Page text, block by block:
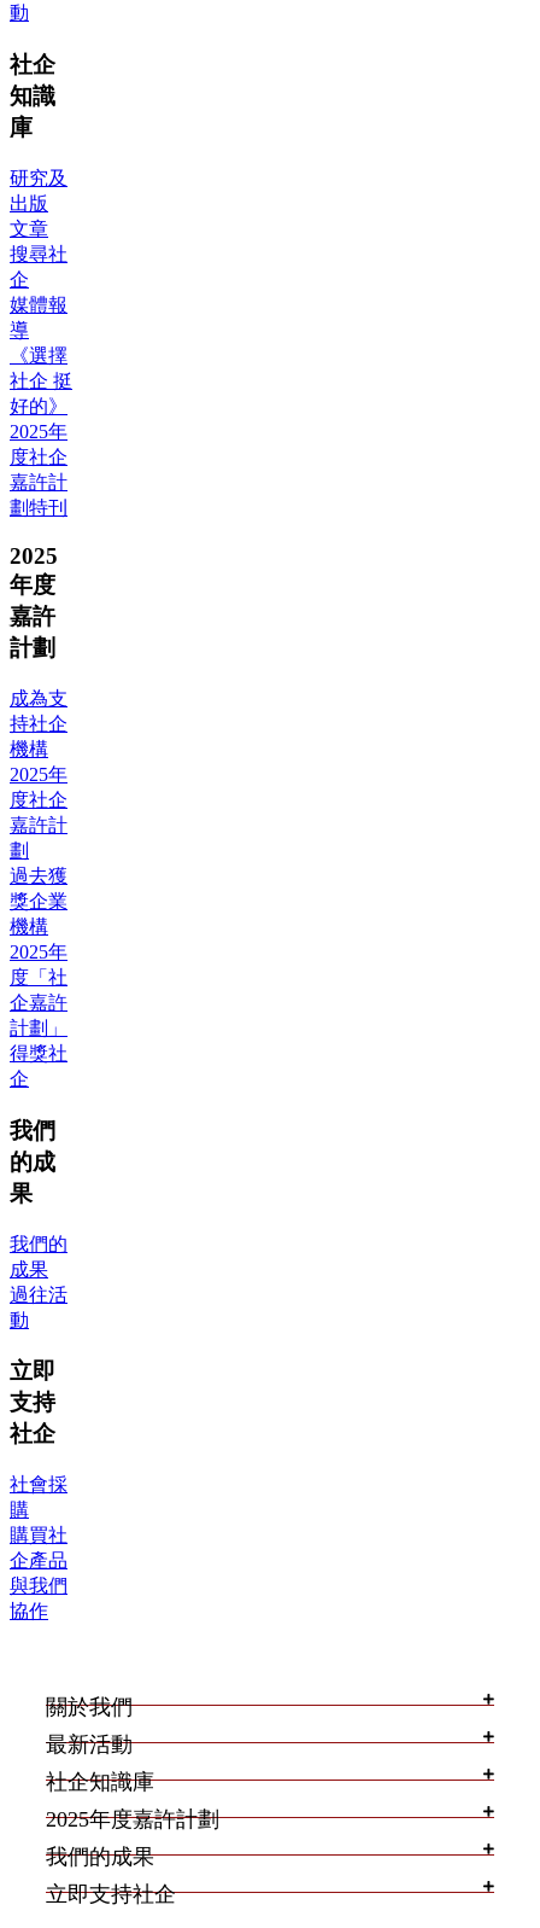
動
社企
知識
庫
研究及
出版
文章
搜尋社
企
媒體報
導
《選擇
社企 挺
好的》
2025年
度社企
嘉許計
劃特刊
2025
年度
嘉許
計劃
成為支
持社企
機構
2025年
度社企
嘉許計
劃
過去獲
獎企業
機構
2025年
度「社
企嘉許
計劃」
得獎社
企
我們
的成
果
我們的
成果
過往活
動
立即
支持
社企
社會採
購
購買社
企產品
與我們
協作
關於我們
最新活動
社企知識庫
2025年度嘉許計劃
我們的成果
立即支持社企